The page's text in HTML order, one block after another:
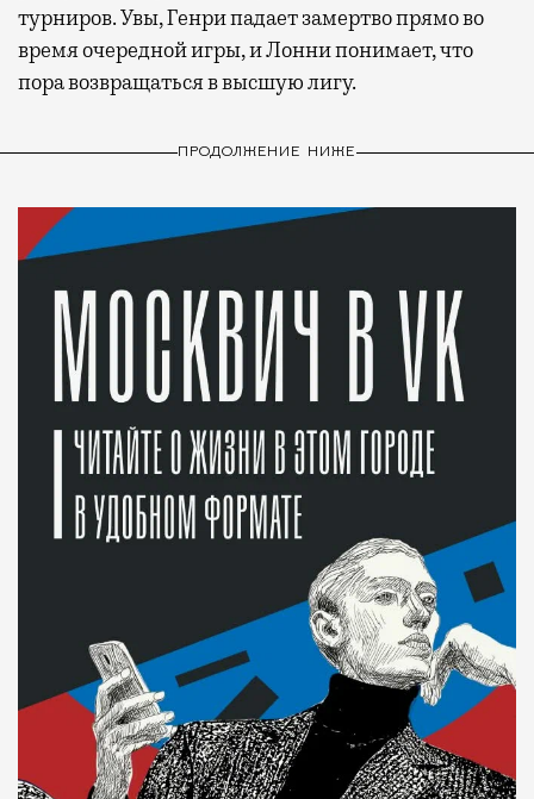
турниров. Увы, Генри падает замертво прямо во
время очередной игры, и Лонни понимает, что
пора возвращаться в высшую лигу.
ПРОДОЛЖЕНИЕ НИЖЕ